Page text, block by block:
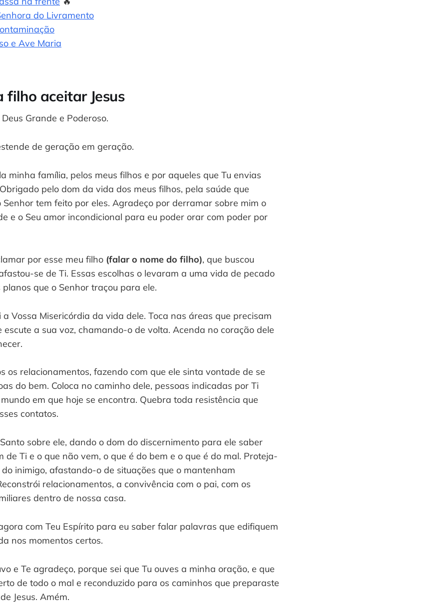
do Livramento
e Ave Maria
filho aceitar Jesus
Grande e Poderoso.
de geração em geração.
minha família, pelos meus filhos e por aqueles que Tu envias
pelo dom da vida dos meus filhos, pela saúde que
Senhor tem feito por eles. Agradeço por derramar sobre mim o
e o Seu amor incondicional para eu poder orar com poder por
por esse meu filho (falar o nome do filho), que buscou
se de Ti. Essas escolhas o levaram a uma vida de pecado
que o Senhor traçou para ele.
Vossa Misericórdia da vida dele. Toca nas áreas que precisam
escute a sua voz, chamando-o de volta. Acenda no coração dele
os relacionamentos, fazendo com que ele sinta vontade de se
do bem. Coloca no caminho dele, pessoas indicadas por Ti
em que hoje se encontra. Quebra toda resistência que
contatos.
sobre ele, dando o dom do discernimento para ele saber
de Ti e o que não vem, o que é do bem e o que é do mal. Proteja-
inimigo, afastando-o de situações que o mantenham
relacionamentos, a convivência com o pai, com os
dentro de nossa casa.
com Teu Espírito para eu saber falar palavras que edifiquem
nos momentos certos.
e Te agradeço, porque sei que Tu ouves a minha oração, e que
de todo o mal e reconduzido para os caminhos que preparaste
Jesus. Amém.